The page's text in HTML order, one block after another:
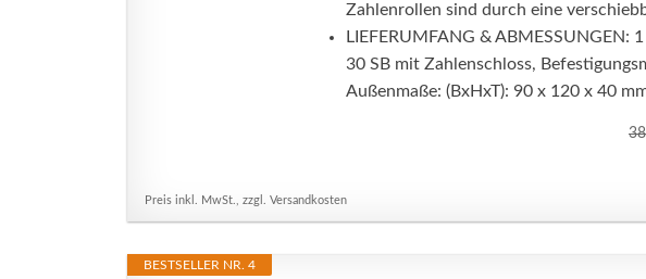
Zahlenrollen sind durch eine
LIEFERUMFANG & ABMESSUNGEN:
30 SB mit Zahlenschloss,
Außenmaße: (BxHxT): 90 x 120 x 40
Preis inkl. MwSt., zzgl. Versandkosten
BESTSELLER NR. 4